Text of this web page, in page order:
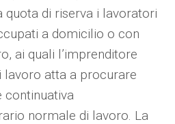
di riserva i lavoratori
a domicilio o con
ai quali l’imprenditore
lavoro atta a procurare
continuativa
normale di lavoro. La